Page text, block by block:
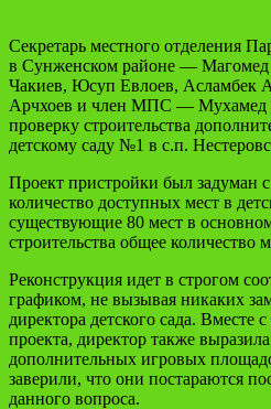
Секретарь местного
в Сунженском районе — Магомед
Чакиев, Юсуп Евлоев, Асламбек
Арчхоев и член МПС — Мухамед
проверку строительства
детскому саду №1 в с.п.
Проект пристройки был задуман
количество доступных мест в
существующие 80 мест в
строительства общее количество
Реконструкция идет в строгом
графиком, не вызывая никаких
директора детского сада. Вместе
проекта, директор также
дополнительных игровых
заверили, что они постараются
данного вопроса.